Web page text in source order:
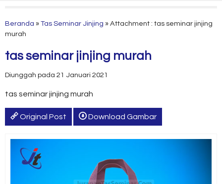
Beranda » Tas Seminar Jinjing » Attachment : tas seminar jinjing
murah
tas seminar jinjing murah
Diunggah pada 21 Januari 2021
tas seminar jinjing murah
Original Post Download Gambar